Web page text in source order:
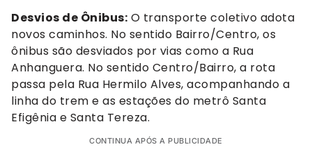
Desvios de Ônibus: O transporte coletivo adota
novos caminhos. No sentido Bairro/Centro, os
ônibus são desviados por vias como a Rua
Anhanguera. No sentido Centro/Bairro, a rota
passa pela Rua Hermilo Alves, acompanhando a
linha do trem e as estações do metrô Santa
Efigênia e Santa Tereza.
CONTINUA APÓS A PUBLICIDADE